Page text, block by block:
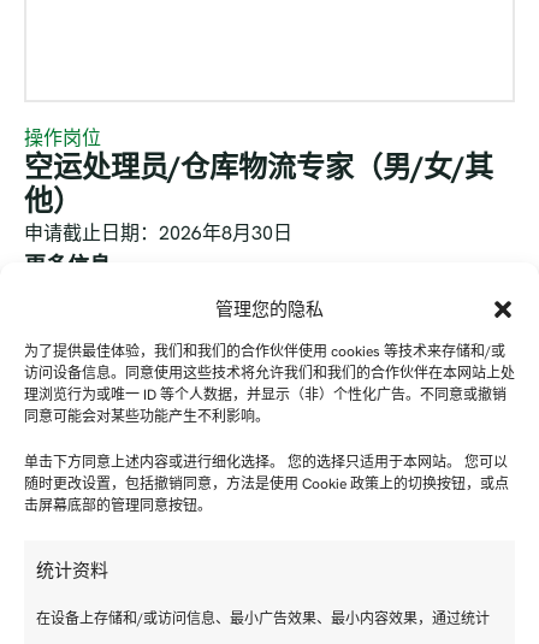
管理您的隐私
为了提供最佳体验，我们和我们的合作伙伴使用 cookies 等技术来存储和/或
访问设备信息。同意使用这些技术将允许我们和我们的合作伙伴在本网站上处
理浏览行为或唯一 ID 等个人数据，并显示（非）个性化广告。不同意或撤销
同意可能会对某些功能产生不利影响。
单击下方同意上述内容或进行细化选择。 您的选择只适用于本网站。 您可以
随时更改设置，包括撤销同意，方法是使用 Cookie 政策上的切换按钮，或点
击屏幕底部的管理同意按钮。
统计资料
在设备上存储和/或访问信息、最小广告效果、最小内容效果，通过统计
操作岗位
空运处理员/仓库物流专家（男/女/其
他）
申请截止日期：2026年8月30日
更多信息
行政职务
申请截止日期：2026年8月30日
更多信息